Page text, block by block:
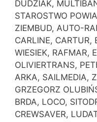
DUDZIAK,
STAROSTWO
ZIEMBUD, AUTO-
CARLINE, CARTUR,
WIESIEK, RAFMAR,
OLIVIERTRANS,
ARKA, SAILMEDIA,
GRZEGORZ
BRDA, LOCO,
CREWSAVER,